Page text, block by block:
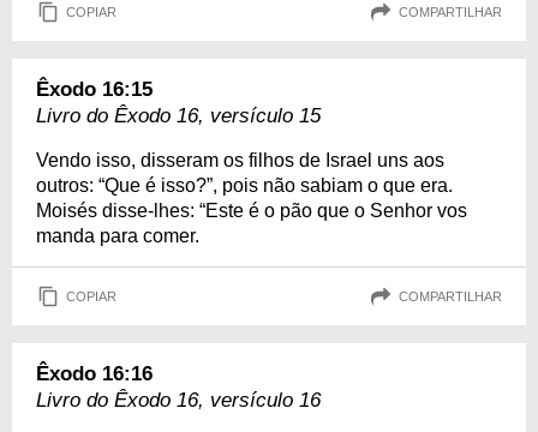
COPIAR COMPARTILHAR
Êxodo 16:15
Livro do Êxodo 16, versículo 15
Vendo isso, disseram os filhos de Israel uns aos
outros: “Que é isso?”, pois não sabiam o que era.
Moisés disse-lhes: “Este é o pão que o Senhor vos
manda para comer.
COPIAR COMPARTILHAR
Êxodo 16:16
Livro do Êxodo 16, versículo 16